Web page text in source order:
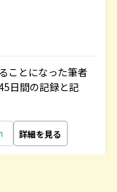
ことになった筆者
日間の記録と記
詳細を見る